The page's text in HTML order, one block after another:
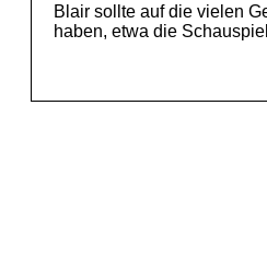
Blair sollte auf die vielen
haben, etwa die